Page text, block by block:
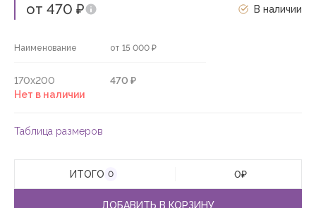
от 470 ₽ В наличии
Наименование от 15 000 ₽
170х200
470 ₽
Нет в наличии
Таблица размеров
ИТОГО 0 0₽
ДОБАВИТЬ В КОРЗИНУ